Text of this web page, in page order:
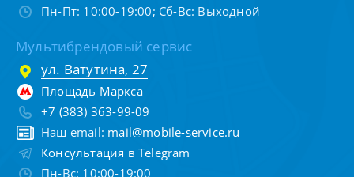
Пн-Пт: 10:00-19:00; Сб-Вс: Выходной
Мультибрендовый сервис
ул. Ватутина, 27
Площадь Маркса
+7 (383) 363-99-09
Наш email: mail@mobile-service.ru
Консультация в Telegram
Пн-Вс: 10:00-19:00